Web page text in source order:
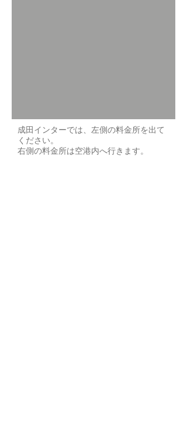
成田インターでは、左側の料金所を出て
ください。
右側の料金所は空港内へ行きます。